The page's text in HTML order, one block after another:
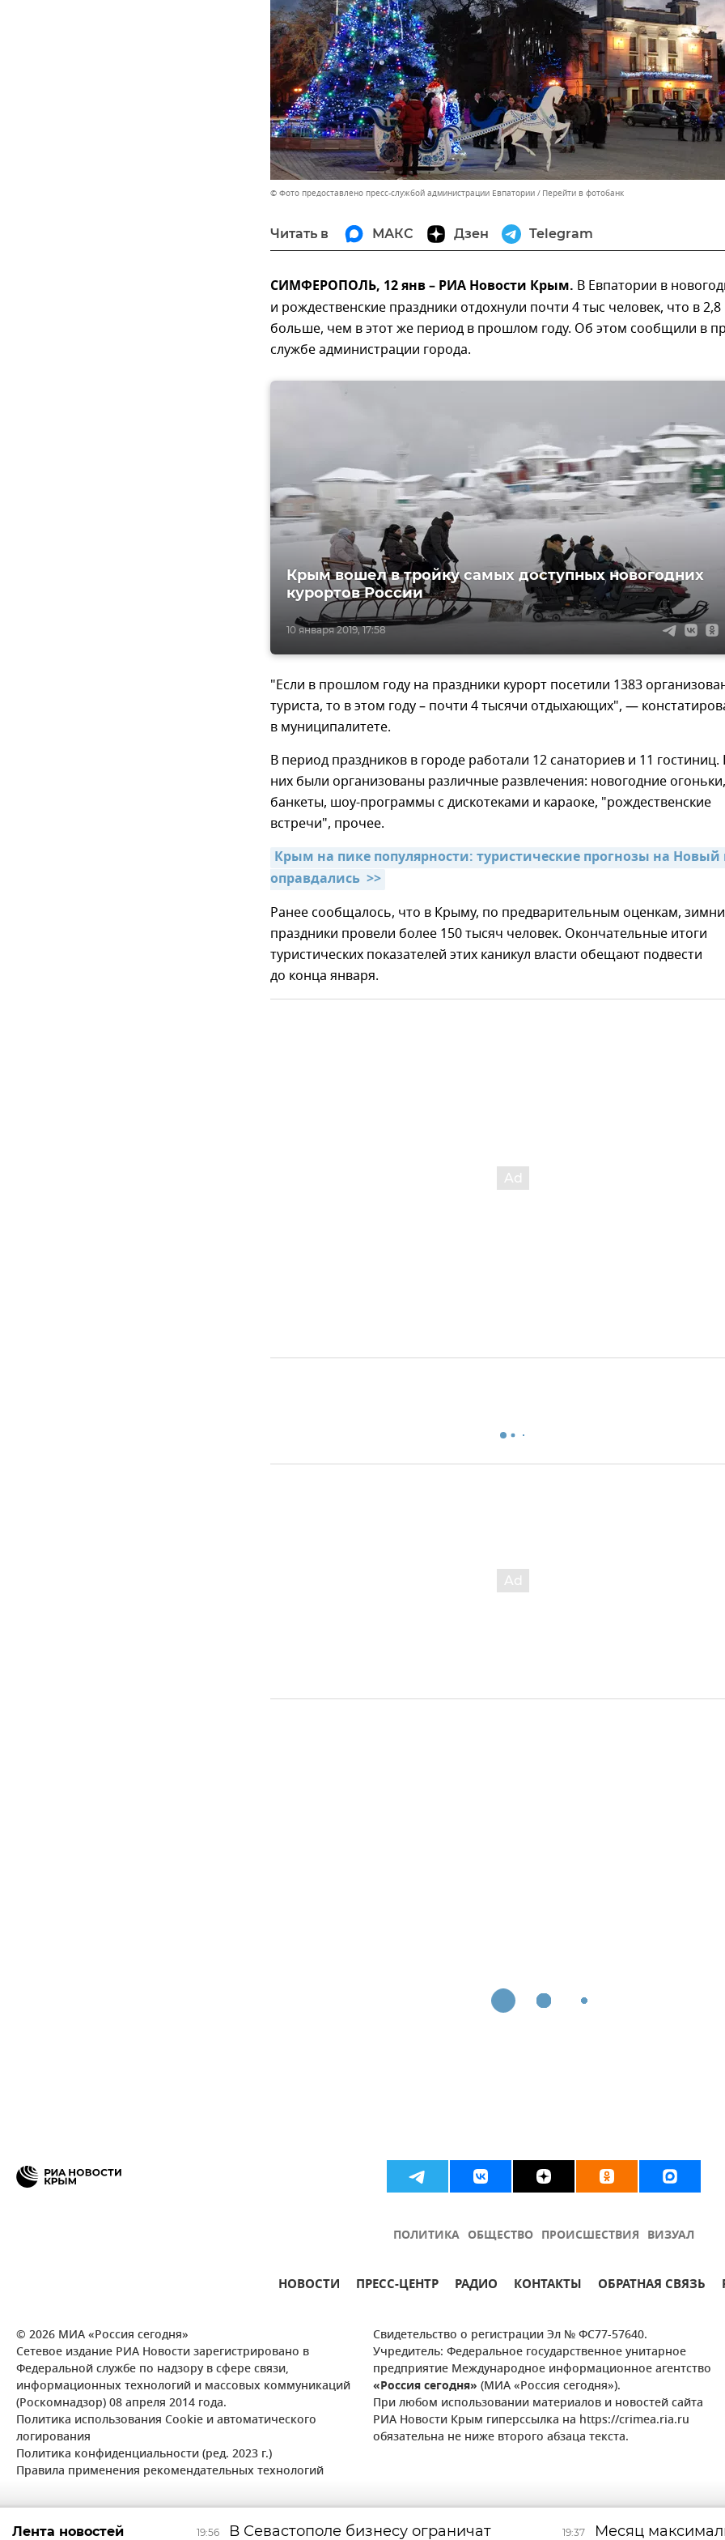
© Фото предоставлено пресс-службой администрации Евпатории Перейти в фотобанк
Читать в МАКС Дзен Telegram
СИМФЕРОПОЛЬ, 12 янв – РИА Новости Крым. В Евпатории в
и рождественские праздники отдохнули почти 4 тыс человек, что в 2,8
больше, чем в этот же период в прошлом году. Об этом сообщили в
службе администрации города.
10 января 2019, 17:58
Крым вошел в тройку самых доступных новогодних
курортов России
"Если в прошлом году на праздники курорт посетили 1383
туриста, то в этом году – почти 4 тысячи отдыхающих", —
в муниципалитете.
В период праздников в городе работали 12 санаториев и 11 гостиниц.
них были организованы различные развлечения: новогодние огоньки,
банкеты, шоу-программы с дискотеками и караоке, "рождественские
встречи", прочее.
Крым на пике популярности: туристические прогнозы на Новый
оправдались  >>
Ранее сообщалось, что в Крыму, по предварительным оценкам,
праздники провели более 150 тысяч человек. Окончательные итоги
туристических показателей этих каникул власти обещают подвести
до конца января.
ПОЛИТИКА ОБЩЕСТВО ПРОИСШЕСТВИЯ ВИЗУАЛ
НОВОСТИ ПРЕСС-ЦЕНТР РАДИО КОНТАКТЫ ОБРАТНАЯ СВЯЗЬ
© 2026 МИА «Россия сегодня»
Сетевое издание РИА Новости зарегистрировано в
Федеральной службе по надзору в сфере связи,
информационных технологий и массовых коммуникаций
(Роскомнадзор) 08 апреля 2014 года.
Политика использования Cookie и автоматического
логирования
Политика конфиденциальности (ред. 2023 г.)
Правила применения рекомендательных технологий
Свидетельство о регистрации Эл № ФС77-57640.
Учредитель: Федеральное государственное унитарное
предприятие Международное информационное агентство
«Россия сегодня» (МИА «Россия сегодня»).
При любом использовании материалов и новостей сайта
РИА Новости Крым гиперссылка на https://crimea.ria.ru
обязательна не ниже второго абзаца текста.
19:56 В Севастополе бизнесу ограничат 19:37 Месяц
Лента новостей